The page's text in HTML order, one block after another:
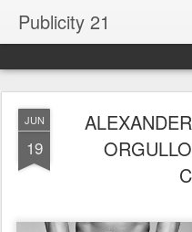
Publicity 21
JUN
19